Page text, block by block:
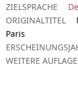
ZIELSPRACHE
ORIGINALTITEL
Paris
WEITERE